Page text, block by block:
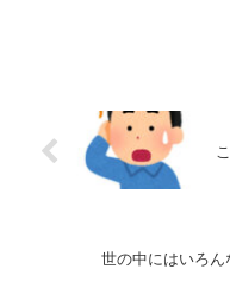
世の中にはいろん